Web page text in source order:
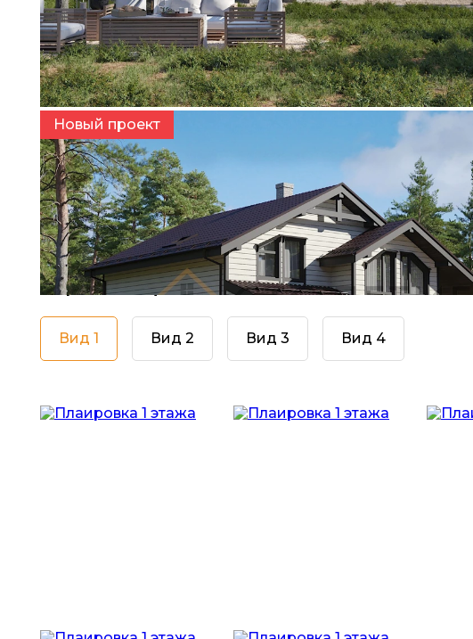
Варианты фасада
Вид 1 Вид 2 Вид 3 Вид 4